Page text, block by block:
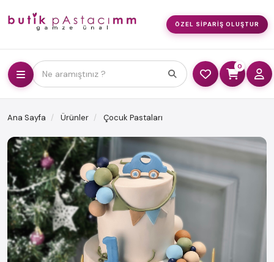
ÖZEL SIPARIŞ OLUŞTUR
Ne aramıştınız ?
0
Ana Sayfa Ürünler Çocuk Pastaları